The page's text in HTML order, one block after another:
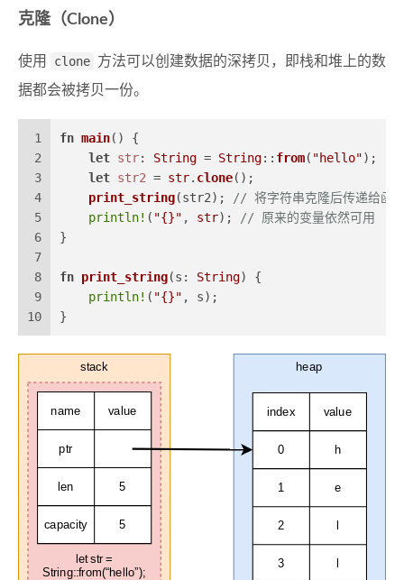
克隆（Clone）
使用 clone 方法可以创建数据的深拷贝，即栈和堆上的数
据都会被拷贝一份。
1
2
3
4
5
6
7
8
9
10
fn main() {
let str: String = String:: from( "hello");
let str2 = str. clone();
print_string(str2);
// 将字符串克隆后传递给函
println! ( "{}" , str);
// 原来的变量依然可用
}
fn print_string(s: String) {
println! ( "{}" , s);
}
stack heap
index value
0 h
1 e
2
3
let str =
String::from(“hello”);
name value
ptr
len 5
capacity 5